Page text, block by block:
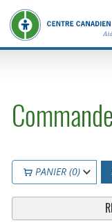
PANIER (0)